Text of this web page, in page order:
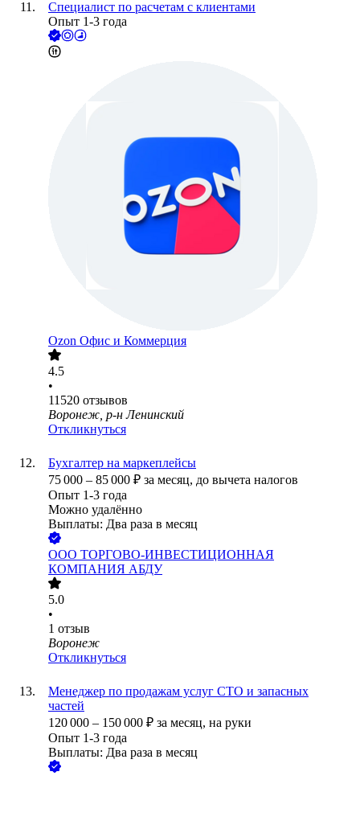
Специалист по расчетам с клиентами
Опыт 1-3 года
Ozon Офис и Коммерция
4.5
•
11520 отзывов
Воронеж, р-н Ленинский
Откликнуться
Бухгалтер на маркеплейсы
75 000 – 85 000 ₽ за месяц, до вычета налогов
Опыт 1-3 года
Можно удалённо
Выплаты: Два раза в месяц
ООО ТОРГОВО-ИНВЕСТИЦИОННАЯ
КОМПАНИЯ АБДУ
5.0
•
1 отзыв
Воронеж
Откликнуться
Менеджер по продажам услуг СТО и запасных
частей
120 000 – 150 000 ₽ за месяц, на руки
Опыт 1-3 года
Выплаты: Два раза в месяц